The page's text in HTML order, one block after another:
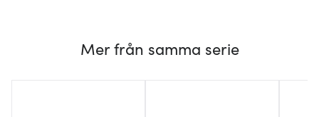
Mer från samma serie